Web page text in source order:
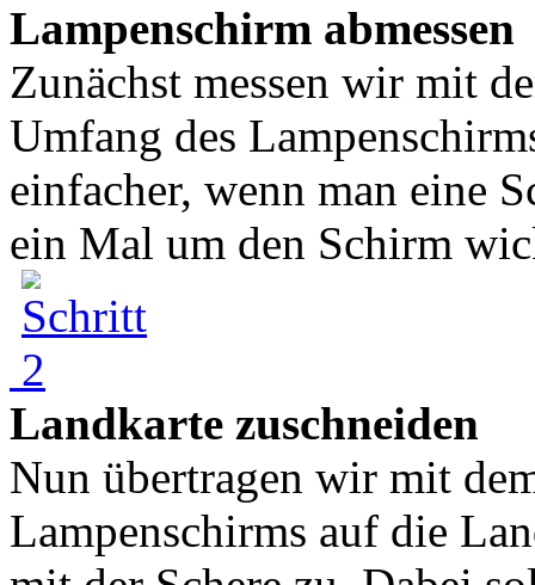
Lampenschirm abmessen
Zunächst messen wir mit
Umfang des
einfacher, wenn man eine
ein Mal um den Schirm
Landkarte zuschneiden
Nun übertragen wir mit
Lampenschirms auf die